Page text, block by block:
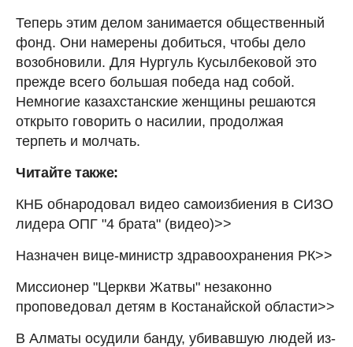
Теперь этим делом занимается общественный
фонд. Они намерены добиться, чтобы дело
возобновили. Для Нургуль Кусылбековой это
прежде всего большая победа над собой.
Немногие казахстанские женщины решаются
открыто говорить о насилии, продолжая
терпеть и молчать.
Читайте также:
КНБ обнародовал видео самоизбиения в СИЗО
лидера ОПГ "4 брата" (видео)>>
Назначен вице-министр здравоохранения РК>>
Миссионер "Церкви Жатвы" незаконно
проповедовал детям в Костанайской области>>
В Алматы осудили банду, убивавшую людей из-